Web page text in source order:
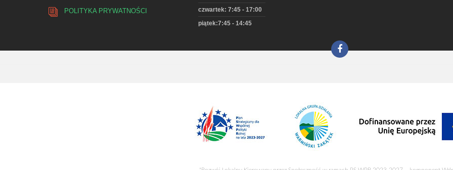
POLITYKA PRYWATNOŚCI
czwartek: 7:45 - 17:00
piątek:7:45 - 14:45